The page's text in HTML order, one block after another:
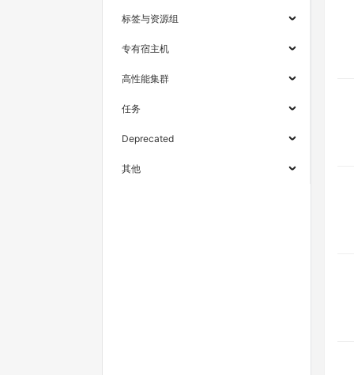
标签与资源组
专有宿主机
高性能集群
任务
Deprecated
其他